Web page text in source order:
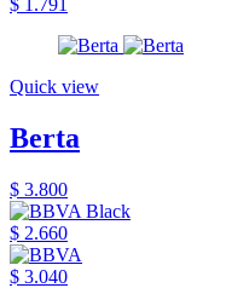
Quick view
Berta
$ 3.800
$ 2.660
$ 3.040